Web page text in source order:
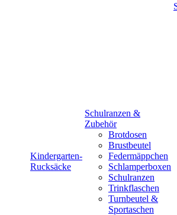
Kindergarten-
Rucksäcke
Schulranzen &
Zubehör
Brotdosen
Brustbeutel
Federmäppchen
Schlamperboxen
Schulranzen
Trinkflaschen
Turnbeutel &
Sportaschen